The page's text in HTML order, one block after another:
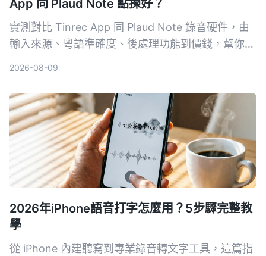
App 同 Plaud Note 點揀好？
實測對比 Tinrec App 同 Plaud Note 錄音硬件，由
輸入來源、粵語準確度、後處理功能到價錢，幫你揀
2026-08-09
2026年iPhone語音打字怎麼用？5步驟完整教
學
從 iPhone 內建聽寫到專業錄音轉文字工具，這篇指